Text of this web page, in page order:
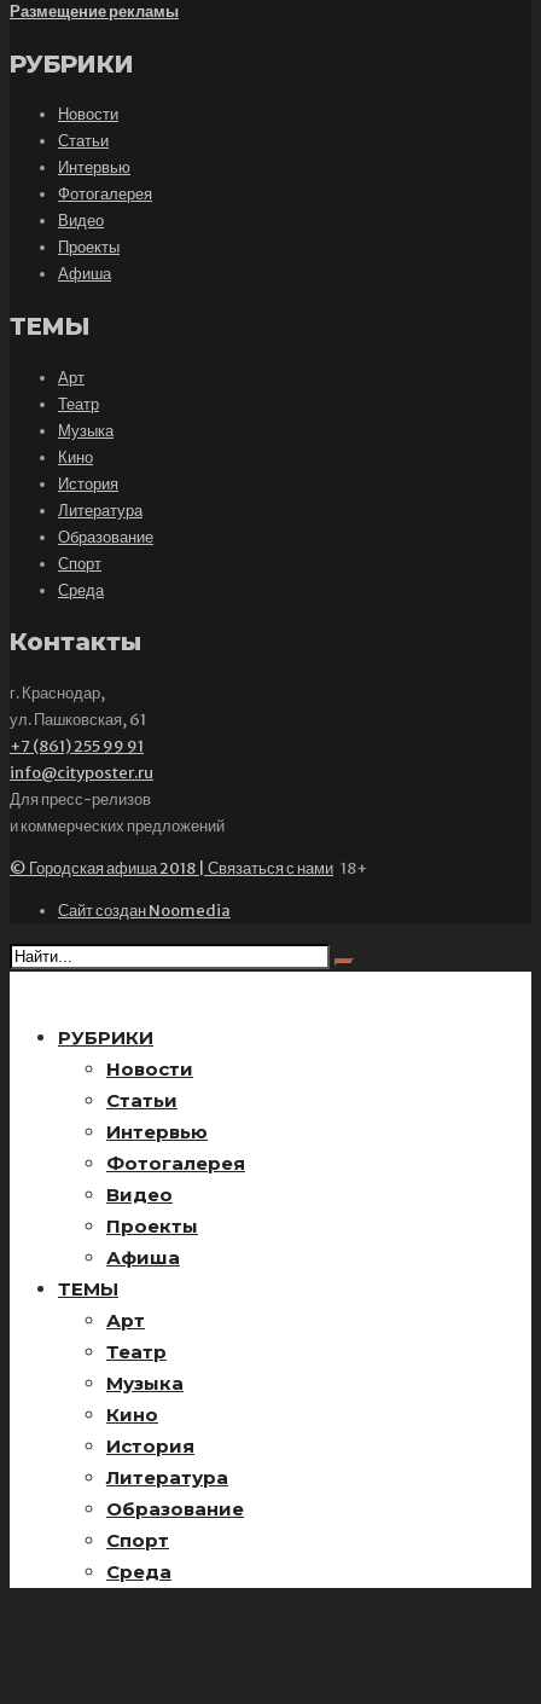
Размещение рекламы
РУБРИКИ
Новости
Статьи
Интервью
Фотогалерея
Видео
Проекты
Афиша
ТЕМЫ
Арт
Театр
Музыка
Кино
История
Литература
Образование
Спорт
Среда
Контакты
г. Краснодар,
ул. Пашковская, 61
+7 (861) 255 99 91
info@cityposter.ru
Для пресс-релизов
и коммерческих предложений
© Городская афиша 2018 | Связаться с нами 18+
Сайт создан Noomedia
РУБРИКИ
Новости
Статьи
Интервью
Фотогалерея
Видео
Проекты
Афиша
ТЕМЫ
Арт
Театр
Музыка
Кино
История
Литература
Образование
Спорт
Среда